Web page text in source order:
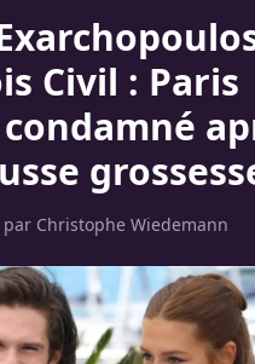
Civil : Paris
par Christophe Wiedemann